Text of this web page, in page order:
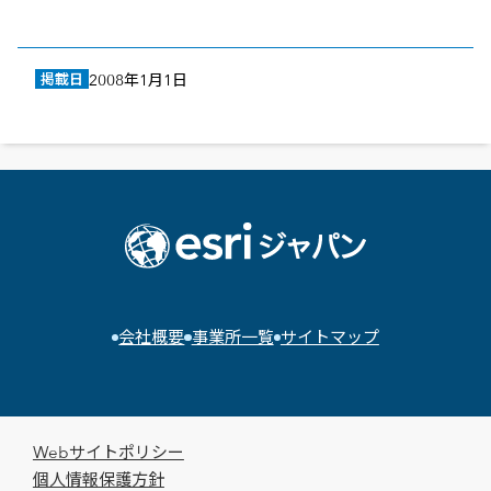
掲載日 2008年1月1日
会社概要 事業所一覧 サイトマップ
Webサイトポリシー
個人情報保護方針